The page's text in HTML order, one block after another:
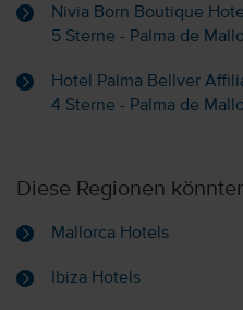
Nivia Born Boutique
5 Sterne - Palma de
Hotel Palma Bellver
4 Sterne - Palma de
Diese Regionen
Mallorca Hotels
Ibiza Hotels